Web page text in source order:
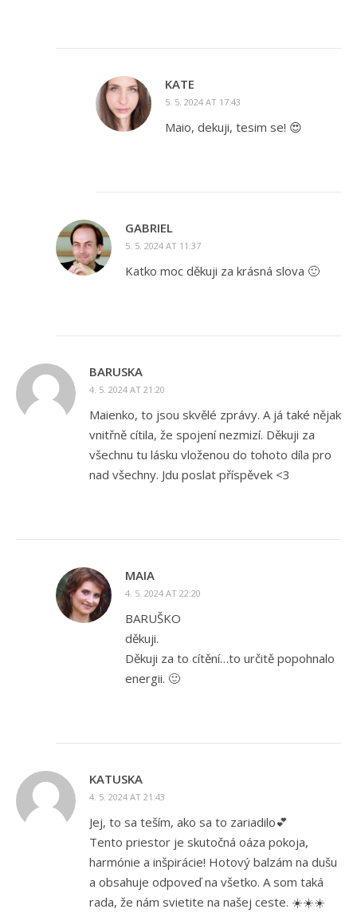
KATE
5. 5. 2024 AT 17:43
Maio, dekuji, tesim se! 😍
GABRIEL
5. 5. 2024 AT 11:37
Katko moc děkuji za krásná slova 🙂
BARUSKA
4. 5. 2024 AT 21:20
Maienko, to jsou skvělé zprávy. A já také nějak
vnitřně cítila, že spojení nezmizí. Děkuji za
všechnu tu lásku vloženou do tohoto díla pro
nad všechny. Jdu poslat příspěvek <3
MAIA
4. 5. 2024 AT 22:20
BARUŠKO
děkuji.
Děkuji za to cítění…to určitě popohnalo
energii. 🙂
KATUSKA
4. 5. 2024 AT 21:43
Jej, to sa teším, ako sa to zariadilo💕
Tento priestor je skutočná oáza pokoja,
harmónie a inšpirácie! Hotový balzám na dušu
a obsahuje odpoveď na všetko. A som taká
rada, že nám svietite na našej ceste. ☀️☀️☀️